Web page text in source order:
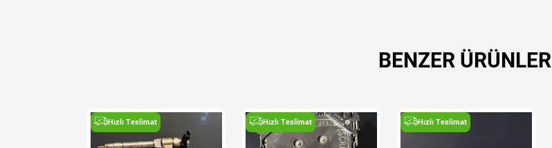
BENZER ÜRÜNLER
Hızlı Teslimat Hızlı Teslimat Hızlı Teslimat